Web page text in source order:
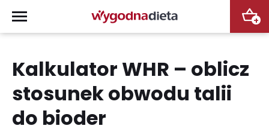
+
Kalkulator WHR – oblicz
stosunek obwodu talii
do bioder